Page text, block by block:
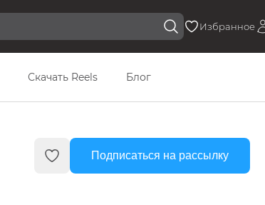
Избранное
Скачать Reels Блог
Подписаться на рассылку